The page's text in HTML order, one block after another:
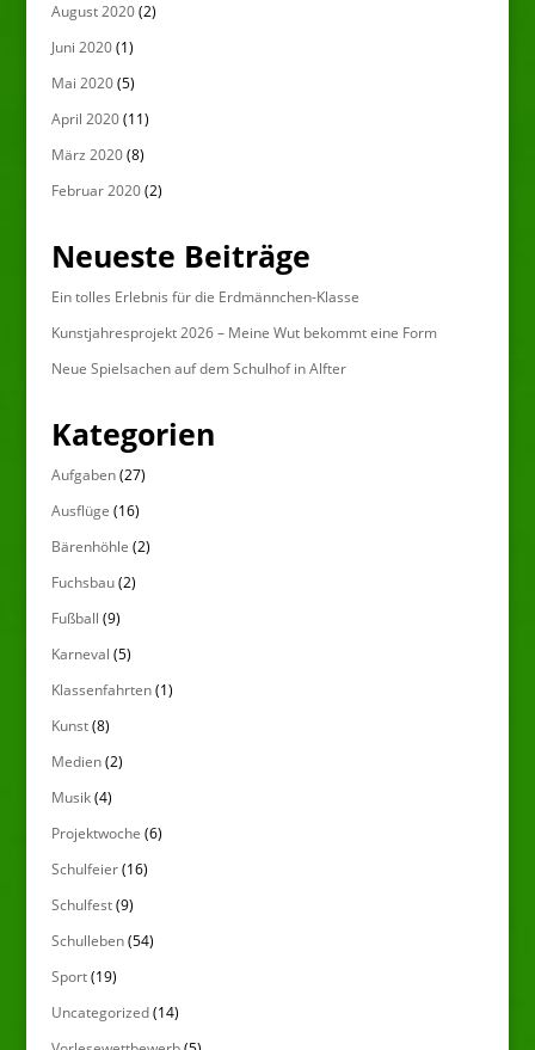
August 2020(2)
Juni 2020(1)
Mai 2020(5)
April 2020(11)
März 2020(8)
Februar 2020(2)
Neueste Beiträge
Ein tolles Erlebnis für die Erdmännchen-Klasse
Kunstjahresprojekt 2026 – Meine Wut bekommt eine Form
Neue Spielsachen auf dem Schulhof in Alfter
Kategorien
Aufgaben(27)
Ausflüge (16)
Bärenhöhle (2)
Fuchsbau(2)
Fußball (9)
Karneval (5)
Klassenfahrten(1)
Kunst(8)
Medien(2)
Musik(4)
Projektwoche (6)
Schulfeier(16)
Schulfest(9)
Schulleben(54)
Sport(19)
Uncategorized(14)